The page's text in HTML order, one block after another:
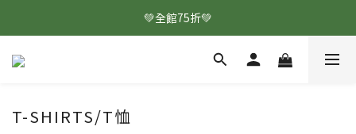
💚全館75折💚
T-SHIRTS/T恤